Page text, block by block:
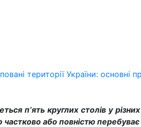
території України: основні
пʼять круглих столів у
або повністю перебуває